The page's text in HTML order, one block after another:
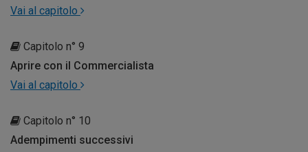
Vai al capitolo
Capitolo n° 9
Aprire con il Commercialista
Vai al capitolo
Capitolo n° 10
Adempimenti successivi